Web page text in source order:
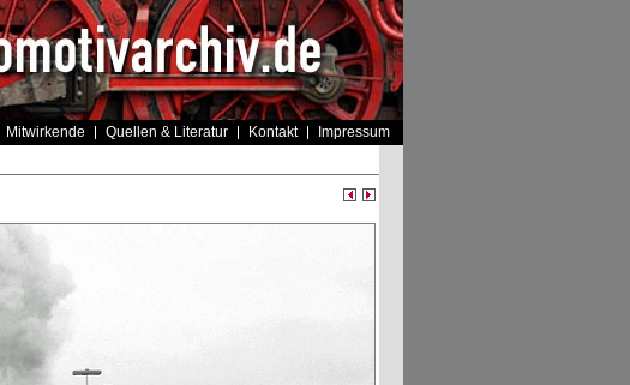
Mitwirkende Quellen & Literatur Kontakt Impressum